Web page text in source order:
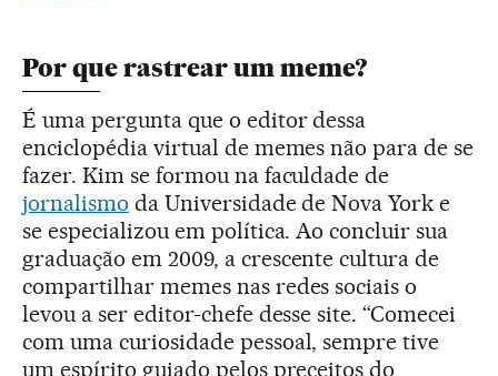
Por que rastrear um meme?
É uma pergunta que o editor dessa
enciclopédia virtual de memes não para de se
fazer. Kim se formou na faculdade de
jornalismo da Universidade de Nova York e
se especializou em política. Ao concluir sua
graduação em 2009, a crescente cultura de
compartilhar memes nas redes sociais o
levou a ser editor-chefe desse site. “Comecei
com uma curiosidade pessoal, sempre tive
um espírito guiado pelos preceitos do